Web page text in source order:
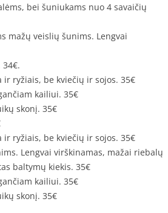
bei šuniukams nuo 4 savaičių
mažų veislių šunims. Lengvai
ir ryžiais, be kviečių ir sojos. 35€
kailiui. 35€
skonį. 35€
ir ryžiais, be kviečių ir sojos. 35€
Lengvai virškinamas, mažai riebalų
baltymų kiekis. 35€
kailiui. 35€
skonį. 35€